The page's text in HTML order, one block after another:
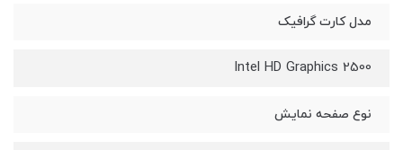
مدل کارت گرافیک
Intel HD Graphics 2500
نوع صفحه نمایش